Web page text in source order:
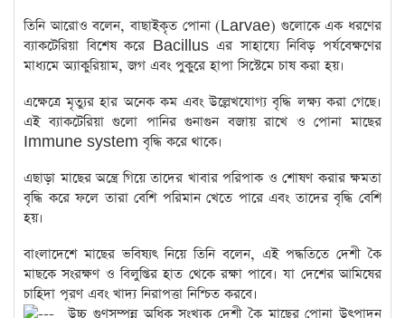
তিনি আরোও বলেন, বাছাইকৃত পোনা (Larvae) গুলোকে এক ধরণের
ব্যাকটেরিয়া বিশেষ করে Bacillus এর সাহায্যে নিবিড় পর্যবেক্ষণের
মাধ্যমে অ্যাকুরিয়াম, জগ এবং পুকুরে হাপা সিস্টেমে চাষ করা হয়।
এক্ষেত্রে মৃত্যুর হার অনেক কম এবং উল্লেখযোগ্য বৃদ্ধি লক্ষ্য করা গেছে।
এই ব্যাকটেরিয়া গুলো পানির গুনাগুন বজায় রাখে ও পোনা মাছের
Immune system বৃদ্ধি করে থাকে।
এছাড়া মাছের অন্ত্রে গিয়ে তাদের খাবার পরিপাক ও শোষণ করার ক্ষমতা
বৃদ্ধি করে ফলে তারা বেশি পরিমান খেতে পারে এবং তাদের বৃদ্ধি বেশি
হয়।
বাংলাদেশে মাছের ভবিষ্যৎ নিয়ে তিনি বলেন, এই পদ্ধতিতে দেশী কৈ
মাছকে সংরক্ষণ ও বিলুপ্তির হাত থেকে রক্ষা পাবে। যা দেশের আমিষের
চাহিদা পূরণ এবং খাদ্য নিরাপত্তা নিশ্চিত করবে।
উচ্চ গুণসম্পন্ন অধিক সংখ্যক দেশী কৈ মাছের পোনা উৎপাদন